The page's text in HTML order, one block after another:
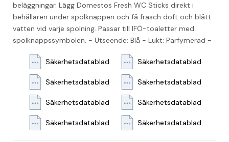
beläggningar. Lägg Domestos Fresh WC Sticks direkt i
behållaren under spolknappen och få fräsch doft och blått
vatten vid varje spolning. Passar till IFÖ-toaletter med
spolknappssymbolen. - Utseende: Blå - Lukt: Parfymerad -
5 sticks per förpackning
Säkerhetsdatablad
Säkerhetsdatablad
Säkerhetsdatablad Säkerhetsdatablad
Säkerhetsdatablad Säkerhetsdatablad
Säkerhetsdatablad Säkerhetsdatablad